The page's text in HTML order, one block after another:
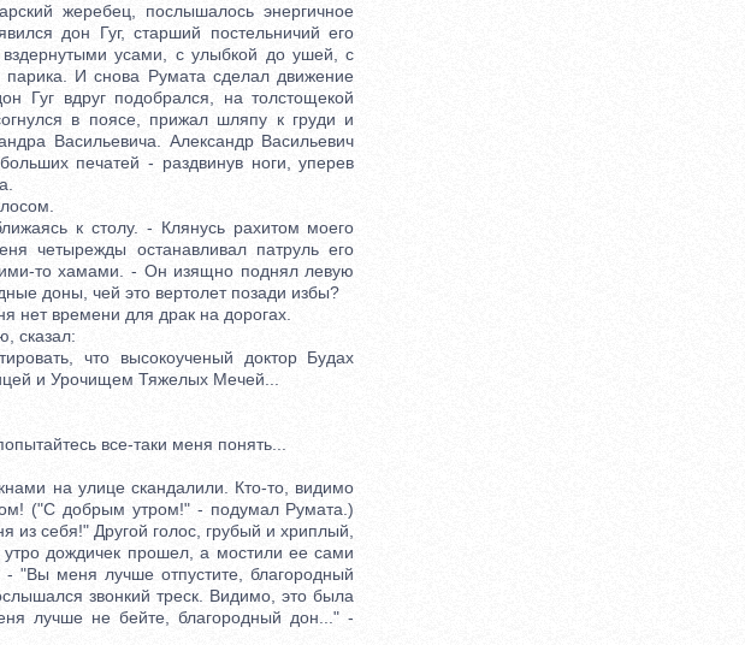
жеребец, послышалось энергичное
дон Гуг, старший постельничий его
вздернутыми усами, с улыбкой до ушей, с
И снова Румата сделал движение
Гуг вдруг подобрался, на толстощекой
в поясе, прижал шляпу к груди и
Васильевича. Александр Васильевич
печатей - раздвинув ноги, уперев
к столу. - Клянусь рахитом моего
четырежды останавливал патруль его
то хамами. - Он изящно поднял левую
доны, чей это вертолет позади избы?
нет времени для драк на дорогах.
сказал:
что высокоученый доктор Будах
и Урочищем Тяжелых Мечей...
все-таки меня понять...
на улице скандалили. Кто-то, видимо
("С добрым утром!" - подумал Румата.)
из себя!" Другой голос, грубый и хриплый,
дождичек прошел, а мостили ее сами
"Вы меня лучше отпустите, благородный
звонкий треск. Видимо, это была
лучше не бейте, благородный дон..." -